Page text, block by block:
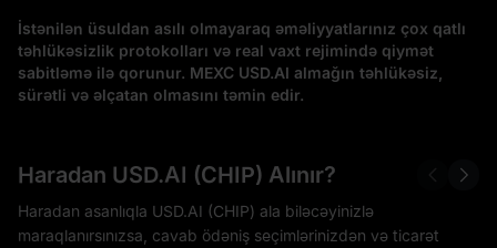
İstənilən üsuldan asılı olmayaraq əməliyyatlarınız çox qatlı
təhlükəsizlik protokolları və real vaxt rejimində qiymət
sabitləmə ilə qorunur. MEXC USD.AI almağın təhlükəsiz,
sürətli və əlçatan olmasını təmin edir.
Haradan USD.AI (CHIP) Alınır?
Haradan asanlıqla USD.AI (CHIP) ala biləcəyinizlə
maraqlanırsınızsa, cavab ödəniş seçimlərinizdən və ticarət